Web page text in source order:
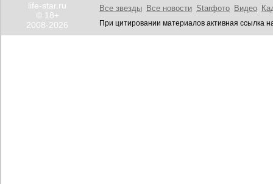
life-star.ru
© 18+
2008-2026
Все звезды Все новости Starфото Видео
При цитировании материалов активная ссылка